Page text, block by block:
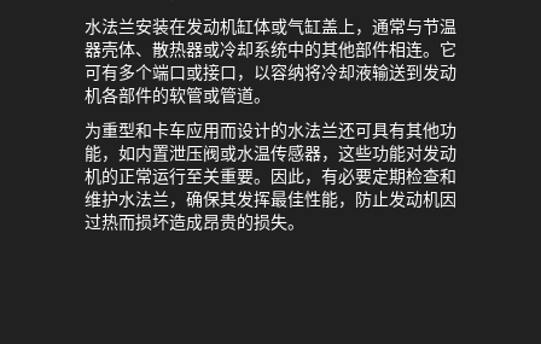
水法兰安装在发动机缸体或气缸盖上，通常与节温
器壳体、散热器或冷却系统中的其他部件相连。它
可有多个端口或接口，以容纳将冷却液输送到发动
机各部件的软管或管道。
为重型和卡车应用而设计的水法兰还可具有其他功
能，如内置泄压阀或水温传感器，这些功能对发动
机的正常运行至关重要。因此，有必要定期检查和
维护水法兰，确保其发挥最佳性能，防止发动机因
过热而损坏造成昂贵的损失。